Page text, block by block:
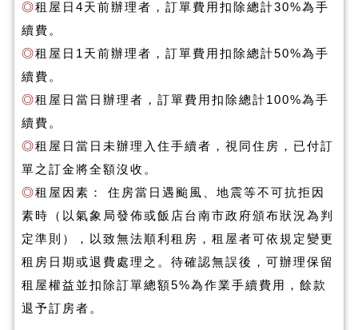
◎租屋日4天前辦理者，訂單費用扣除總計30%為手
續費。
◎租屋日1天前辦理者，訂單費用扣除總計50%為手
續費。
◎租屋日當日辦理者，訂單費用扣除總計100%為手
續費。
◎租屋日當日未辦理入住手續者，視同住房，已付訂
單之訂金將全額沒收。
◎租屋因素： 住房當日遇颱風、地震等不可抗拒因
素時（以氣象局發佈或飯店台南市政府頒布狀況為判
定準則），以致無法順利租房，租屋者可依規定變更
租房日期或退費處理之。待確認無誤後，可辦理保留
租屋權益並扣除訂單總額5%為作業手續費用，餘款
退予訂房者。